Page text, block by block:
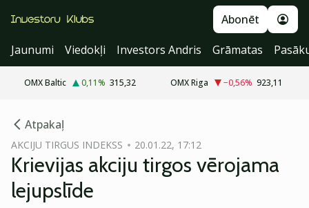
Abonēt
Jaunumi
Viedokļi Investors Andris Grāmatas
OMX Baltic 0,11% 315,32 OMX Riga −0,56% 923,11
Atpakaļ
AKCIJU TIRGUS INDEKSS 20.01.22, 17:12
Krievijas akciju tirgos vērojama
lejupslīde